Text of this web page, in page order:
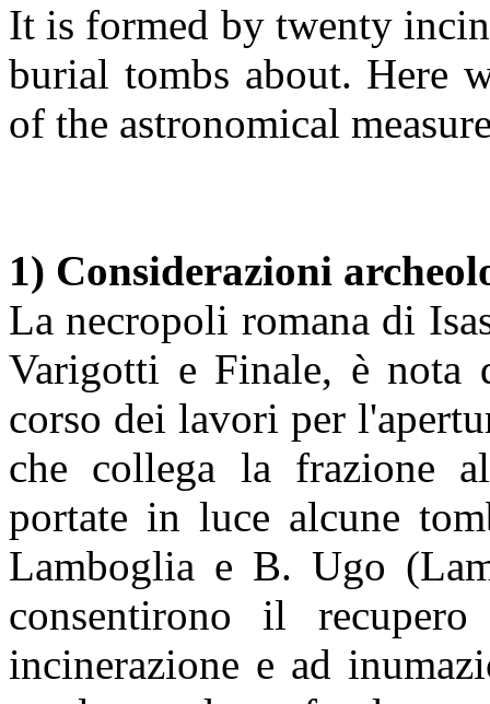
It is formed by twenty
burial tombs about. Here
of the astronomical
1) Considerazioni
La necropoli romana di
Varigotti e Finale, è nota
corso dei lavori per
che collega la frazione
portate in luce alcune
Lamboglia e B. Ugo
consentirono il
incinerazione e ad